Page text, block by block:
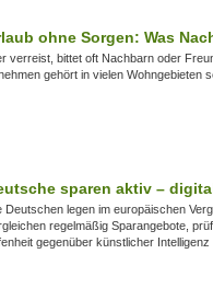
ohne Sorgen: Was
verreist, bittet oft Nachbarn oder
gehört in vielen Wohngebieten
sparen aktiv –
Deutschen legen im europäischen
regelmäßig Sparangebote,
gegenüber künstlicher